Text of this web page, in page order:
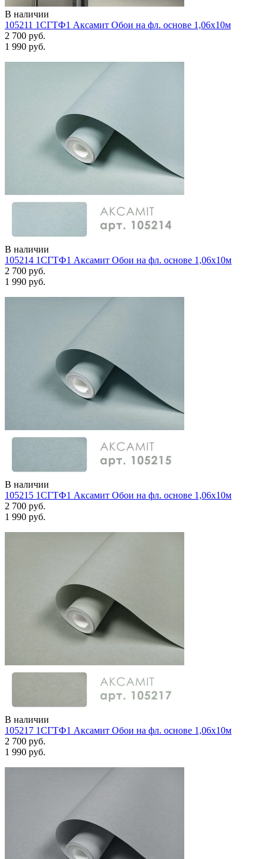
В наличии
105211 1СГТФ1 Аксамит Обои на фл. основе 1,06х10м
2 700 руб.
1 990 руб.
В наличии
105214 1СГТФ1 Аксамит Обои на фл. основе 1,06х10м
2 700 руб.
1 990 руб.
В наличии
105215 1СГТФ1 Аксамит Обои на фл. основе 1,06х10м
2 700 руб.
1 990 руб.
В наличии
105217 1СГТФ1 Аксамит Обои на фл. основе 1,06х10м
2 700 руб.
1 990 руб.